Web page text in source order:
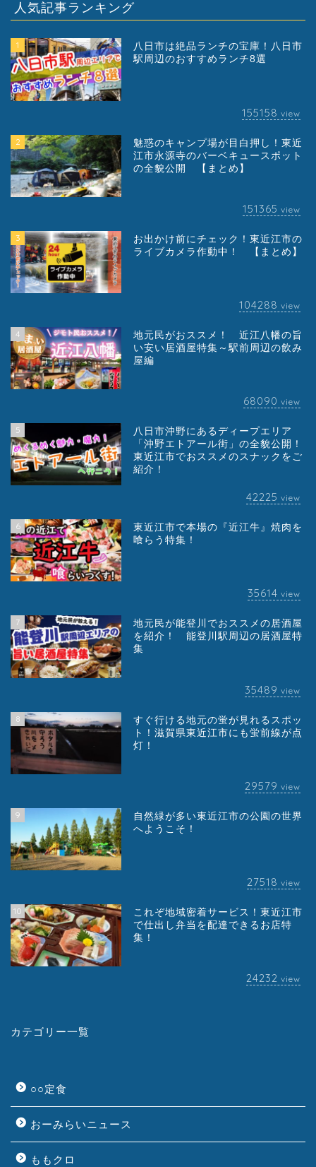
人気記事ランキング
1
八日市は絶品ランチの宝庫！八日市
駅周辺のおすすめランチ8選
155158 view
2
魅惑のキャンプ場が目白押し！東近
江市永源寺のバーベキュースポット
の全貌公開 【まとめ】
151365 view
3
お出かけ前にチェック！東近江市の
ライブカメラ作動中！ 【まとめ】
104288 view
4
地元民がおススメ！ 近江八幡の旨
い安い居酒屋特集～駅前周辺の飲み
屋編
68090 view
5
八日市沖野にあるディープエリア
「沖野エトアール街」の全貌公開！
東近江市でおススメのスナックをご
紹介！
42225 view
6
東近江市で本場の『近江牛』焼肉を
喰らう特集！
35614 view
7
地元民が能登川でおススメの居酒屋
を紹介！ 能登川駅周辺の居酒屋特
集
35489 view
8
すぐ行ける地元の蛍が見れるスポッ
ト！滋賀県東近江市にも蛍前線が点
灯！
29579 view
9
自然緑が多い東近江市の公園の世界
へようこそ！
27518 view
10
これぞ地域密着サービス！東近江市
で仕出し弁当を配達できるお店特
集！
24232 view
カテゴリー一覧
○○定食
おーみらいニュース
ももクロ